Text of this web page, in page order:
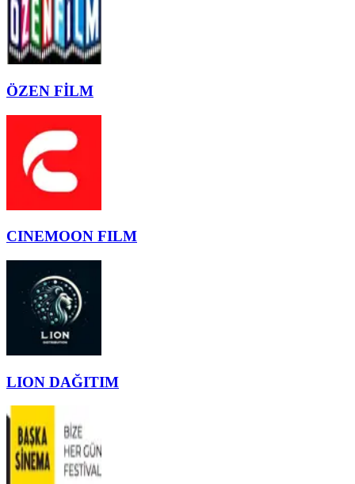
ÖZEN FİLM
CINEMOON FILM
LION DAĞITIM